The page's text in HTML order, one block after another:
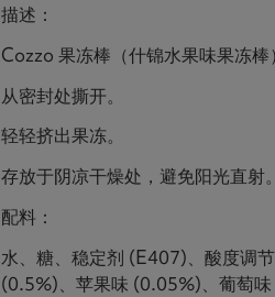
描述：
Cozzo 果冻棒（什锦水果味果冻棒）
从密封处撕开。
轻轻挤出果冻。
存放于阴凉干燥处，避免阳光直射
配料：
水、糖、稳定剂 (E407)、酸度调
(0.5%)、苹果味 (0.05%)、葡萄